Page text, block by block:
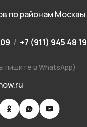
по районам Москвы
/ +7 (911) 945 48 19
пишите в WhatsApp)